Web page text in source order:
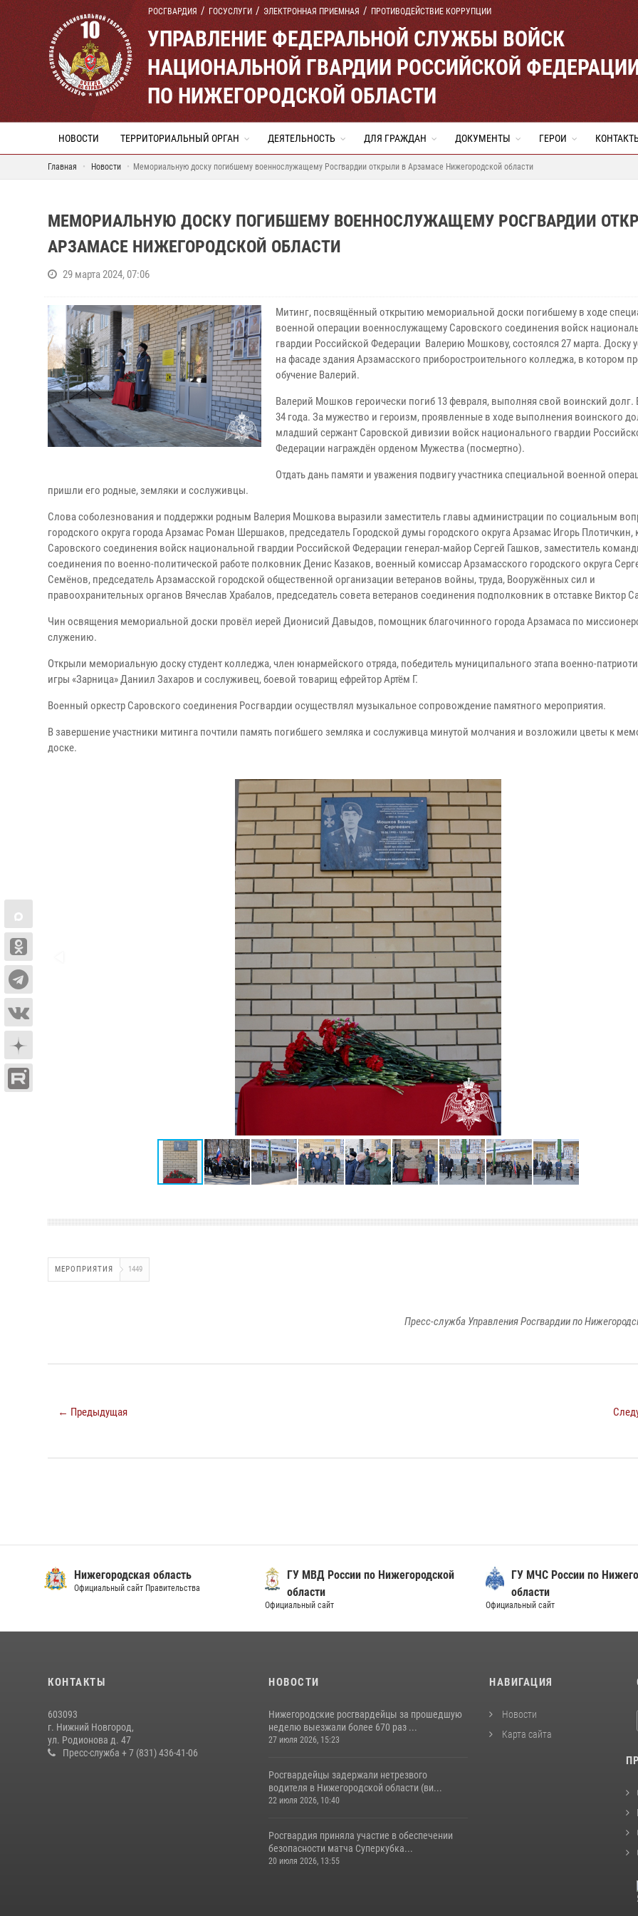
РОСГВАРДИЯ ГОСУСЛУГИ ЭЛЕКТРОННАЯ ПРИЕМНАЯ ПРОТИВОДЕЙСТВИЕ КОРРУПЦИИ
УПРАВЛЕНИЕ ФЕДЕРАЛЬНОЙ СЛУЖБЫ ВОЙСК
НАЦИОНАЛЬНОЙ ГВАРДИИ РОССИЙСКОЙ
ПО НИЖЕГОРОДСКОЙ ОБЛАСТИ
НОВОСТИ ТЕРРИТОРИАЛЬНЫЙ ОРГАН ДЕЯТЕЛЬНОСТЬ ДЛЯ ГРАЖДАН ДОКУМЕНТЫ ГЕРОИ
Главная Новости Мемориальную доску погибшему военнослужащему Росгвардии открыли в Арзамасе Нижегородской области
МЕМОРИАЛЬНУЮ ДОСКУ ПОГИБШЕМУ ВОЕННОСЛУЖАЩЕМУ РОСГВАРДИИ
АРЗАМАСЕ НИЖЕГОРОДСКОЙ ОБЛАСТИ
29 марта 2024, 07:06
Митинг, посвящённый открытию мемориальной доски погибшему в ходе
военной операции военнослужащему Саровского соединения войск
гвардии Российской Федерации Валерию Мошкову, состоялся 27 марта. Доску
на фасаде здания Арзамасского приборостроительного колледжа, в котором
обучение Валерий.
Валерий Мошков героически погиб 13 февраля, выполняя свой воинский долг.
34 года. За мужество и героизм, проявленные в ходе выполнения воинского
младший сержант Саровской дивизии войск национального гвардии
Федерации награждён орденом Мужества (посмертно).
Отдать дань памяти и уважения подвигу участника специальной военной
пришли его родные, земляки и сослуживцы.
Слова соболезнования и поддержки родным Валерия Мошкова выразили заместитель главы администрации по социальным
городского округа города Арзамас Роман Шершаков, председатель Городской думы городского округа Арзамас Игорь
Саровского соединения войск национальной гвардии Российской Федерации генерал-майор Сергей Гашков, заместитель
соединения по военно-политической работе полковник Денис Казаков, военный комиссар Арзамасского городского округа
Семёнов, председатель Арзамасской городской общественной организации ветеранов войны, труда, Вооружённых сил и
правоохранительных органов Вячеслав Храбалов, председатель совета ветеранов соединения подполковник в отставке Виктор
Чин освящения мемориальной доски провёл иерей Дионисий Давыдов, помощник благочинного города Арзамаса по
служению.
Открыли мемориальную доску студент колледжа, член юнармейского отряда, победитель муниципального этапа военно-
игры «Зарница» Даниил Захаров и сослуживец, боевой товарищ ефрейтор Артём Г.
Военный оркестр Саровского соединения Росгвардии осуществлял музыкальное сопровождение памятного мероприятия.
В завершение участники митинга почтили память погибшего земляка и сослуживца минутой молчания и возложили цветы к
доске.
МЕРОПРИЯТИЯ 1449
Пресс-служба Управления Росгвардии по
← Предыдущая
Нижегородская область
Официальный сайт Правительства
ГУ МВД России по Нижегородской
области
Официальный сайт
ГУ МЧС России по
области
Официальный сайт
КОНТАКТЫ
603093
г. Нижний Новгород,
ул. Родионова д. 47
Пресс-служба + 7 (831) 436-41-06
НОВОСТИ
Нижегородские росгвардейцы за прошедшую
неделю выезжали более 670 раз ...
27 июля 2026, 15:23
Росгвардейцы задержали нетрезвого
водителя в Нижегородской области (ви...
22 июля 2026, 10:40
Росгвардия приняла участие в обеспечении
безопасности матча Суперкубка...
20 июля 2026, 13:55
НАВИГАЦИЯ
Новости
Карта сайта